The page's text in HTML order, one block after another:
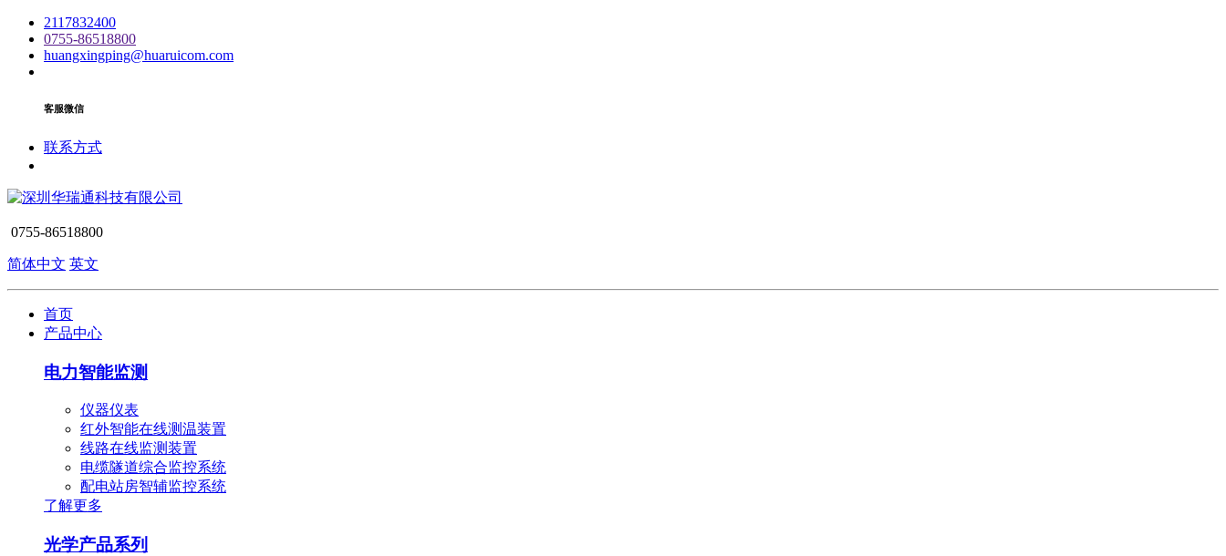
2117832400
0755-86518800
huangxingping@huaruicom.com
客服微信
联系方式
0755-86518800
简体中文 英文
首页
产品中心
电力智能监测
仪器仪表
红外智能在线测温装置
线路在线监测装置
电缆隧道综合监控系统
配电站房智辅监控系统
了解更多
光学产品系列